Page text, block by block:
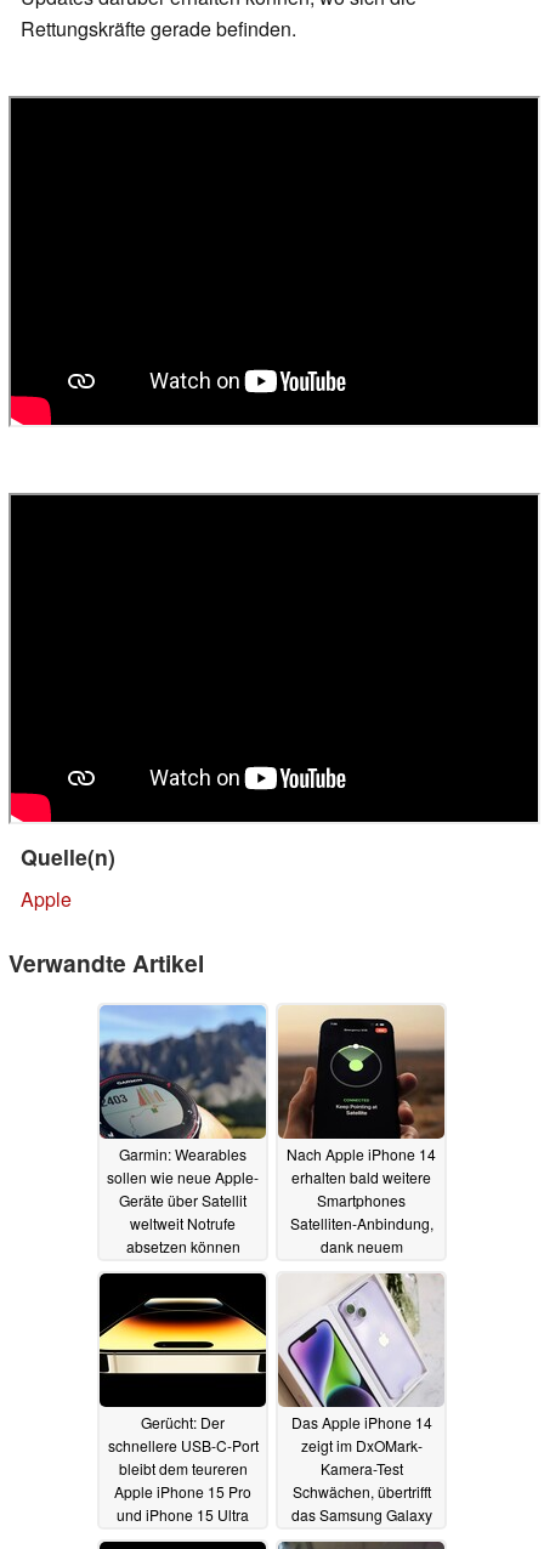
Rettungskräfte gerade befinden.
Quelle(n)
Apple
Verwandte Artikel
Garmin: Wearables
sollen wie neue Apple-
Geräte über Satellit
weltweit Notrufe
absetzen können
07.01.2023
Nach Apple iPhone 14
erhalten bald weitere
Smartphones
Satelliten-Anbindung,
dank neuem
MediaTek-Chip
29.11.2022
Gerücht: Der
schnellere USB-C-Port
bleibt dem teureren
Apple iPhone 15 Pro
und iPhone 15 Ultra
vorbehalten17.11.2022
Das Apple iPhone 14
zeigt im DxOMark-
Kamera-Test
Schwächen, übertrifft
das Samsung Galaxy
S22 Ultra dennoch